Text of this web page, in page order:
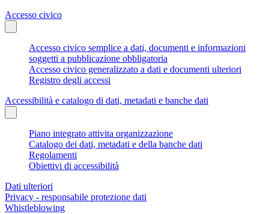
Accesso civico
Accesso civico semplice a dati, documenti e informazioni
soggetti a pubblicazione obbligatoria
Accesso civico generalizzato a dati e documenti ulteriori
Registro degli accessi
Accessibilità e catalogo di dati, metadati e banche dati
Piano integrato attivita organizzazione
Catalogo dei dati, metadati e della banche dati
Regolamenti
Obiettivi di accessibilità
Dati ulteriori
Privacy - responsabile protezione dati
Whistleblowing